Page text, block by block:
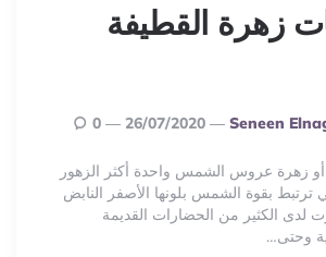
زهرة القطيفة
Seneen
26/07/2020
0
أو زهرة عروس الشمس واحدة أكثر الزهور
ترتبط بقوة الشمس بلونها الأصفر النابض
لدى الكثير من الحضارات القديمة
وحتى…